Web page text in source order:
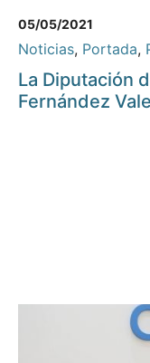
05/05/2021
Noticias, Portada,
La Diputación
Fernández